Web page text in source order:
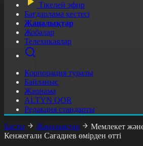
Тікелей эфир
Бағдарлама кестесі
Жаңалықтар
Жобалар
Телехикаялар
Корпорация туралы
Байланыс
Жарнама
ALTYN QOR
Редакция стандарты
Басты
Жаңалықтар
Мемлекет
Кенжеғали Сағадиев өмірден өтті